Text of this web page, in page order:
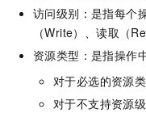
访问级别：是指每个
（Write）、读取（
资源类型：是指操作
对于必选的资源
对于不支持资源